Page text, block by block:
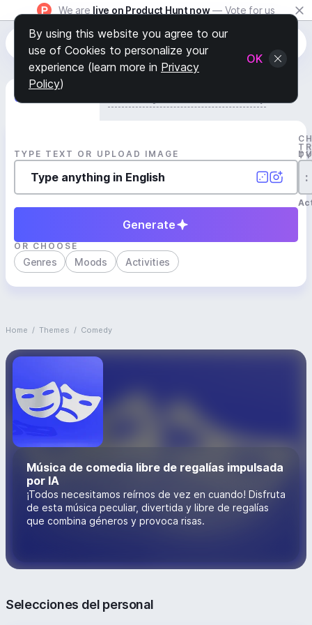
We are live on Product Hunt now — Vote for us
Generate Track
TYPE TEXT OR UPLOAD IMAGE
:
Generate
OR CHOOSE
Genres Moods Activities
Home / Themes / Comedy
Música de comedia libre de regalías impulsada
por IA
¡Todos necesitamos reírnos de vez en cuando! Disfruta
de esta música peculiar, divertida y libre de regalías
que combina géneros y provoca risas.
Selecciones del personal
By using this website you agree to our
use of Cookies to personalize your
experience (learn more in Privacy
Policy)
OK